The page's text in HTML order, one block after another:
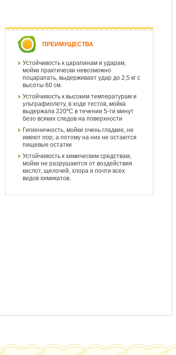
ПРЕИМУЩЕСТВА
Устойчивость к царапинам и ударам,
мойки практически невозможно
поцарапать, выдерживает удар до 2,5 кг с
высоты 60 см.
Устойчивость к высоким температурам и
ультрафиолету, в ходе тестов, мойка
выдержала 220°С в течении 5-ти минут
безо всяких следов на поверхности
Гигиеничность, мойки очень гладкие, не
имеют пор, а потому на них не остаются
пищевые остатки
Устойчивость к химическим средствам,
мойки не разрушаются от воздействия
кислот, щелочей, хлора и почти всех
видов химикатов.